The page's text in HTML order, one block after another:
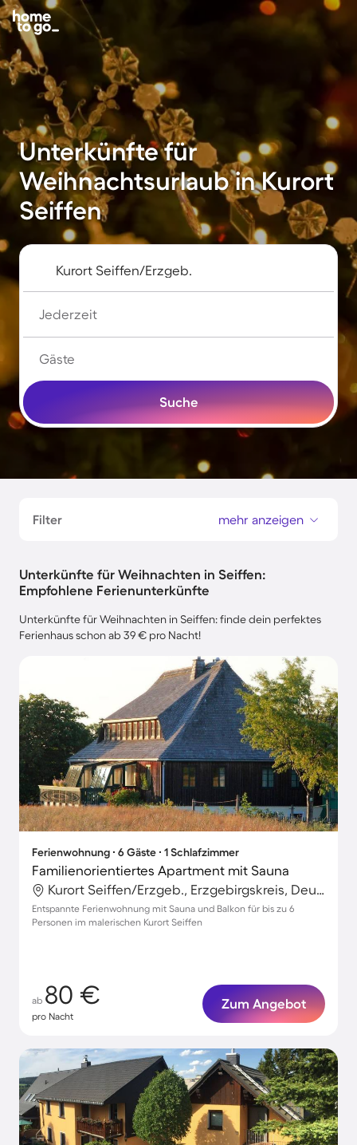
Unterkünfte für
Weihnachtsurlaub in Kurort
Seiffen
Jederzeit
Gäste
Suche
Filter mehr anzeigen
Unterkünfte für Weihnachten in Seiffen:
Empfohlene Ferienunterkünfte
Unterkünfte für Weihnachten in Seiffen: finde dein perfektes
Ferienhaus schon ab 39 € pro Nacht!
Ferienwohnung ∙ 6 Gäste ∙ 1 Schlafzimmer
Familienorientiertes Apartment mit Sauna
Kurort Seiffen/Erzgeb., Erzgebirgskreis, Deutschland
Entspannte Ferienwohnung mit Sauna und Balkon für bis zu 6
Personen im malerischen Kurort Seiffen
ab 80 €
pro Nacht
Zum Angebot